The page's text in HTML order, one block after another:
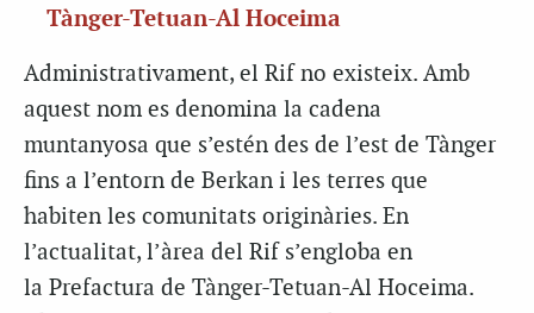
Tànger-Tetuan-Al Hoceima
Administrativament, el Rif no existeix. Amb
aquest nom es denomina la cadena
muntanyosa que s’estén des de l’est de Tànger
fins a l’entorn de Berkan i les terres que
habiten les comunitats originàries. En
l’actualitat, l’àrea del Rif s’engloba en
la Prefactura de Tànger-Tetuan-Al Hoceima.